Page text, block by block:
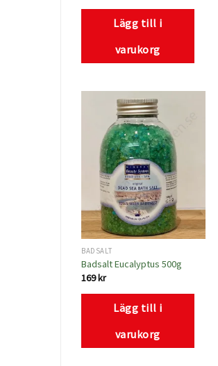
Lägg till i
varukorg
till i
önskelistan
BADSALT
Badsalt Eucalyptus 500g
169kr
Lägg till i
varukorg